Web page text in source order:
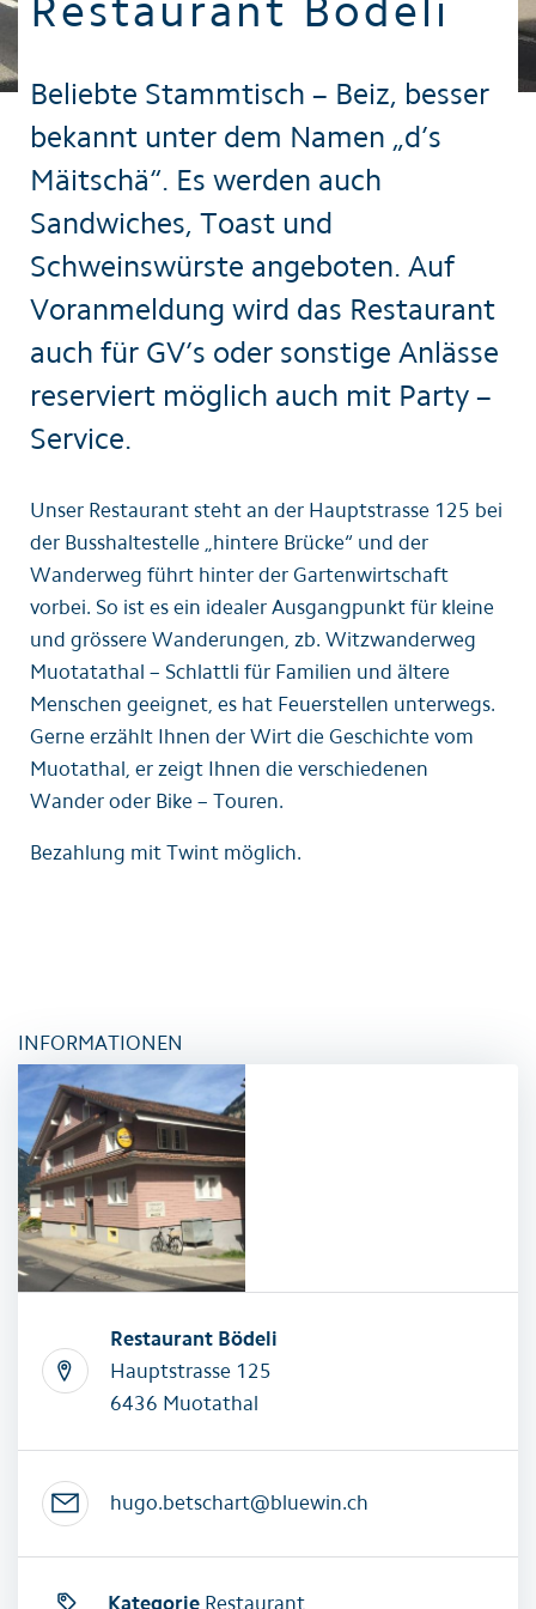
Beliebte Stammtisch – Beiz, besser
bekannt unter dem Namen „d’s
Mäitschä“. Es werden auch
Sandwiches, Toast und
Schweinswürste angeboten. Auf
Voranmeldung wird das Restaurant
auch für GV’s oder sonstige Anlässe
reserviert möglich auch mit Party –
Service.
Unser Restaurant steht an der Hauptstrasse 125 bei
der Busshaltestelle „hintere Brücke“ und der
Wanderweg führt hinter der Gartenwirtschaft
vorbei. So ist es ein idealer Ausgangpunkt für kleine
und grössere Wanderungen, zb. Witzwanderweg
Muotatathal – Schlattli für Familien und ältere
Menschen geeignet, es hat Feuerstellen unterwegs.
Gerne erzählt Ihnen der Wirt die Geschichte vom
Muotathal, er zeigt Ihnen die verschiedenen
Wander oder Bike – Touren.
Bezahlung mit Twint möglich.
INFORMATIONEN
Restaurant Bödeli
Hauptstrasse 125
6436 Muotathal
hugo.betschart@bluewin.ch
Kategorie Restaurant